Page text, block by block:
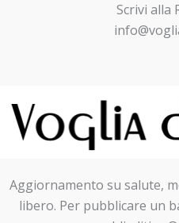
Scrivi alla
Aggiornamento su salute,
libero. Per pubblicare un